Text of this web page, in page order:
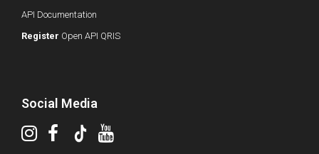
API Documentation
Register Open API QRIS
Social Media